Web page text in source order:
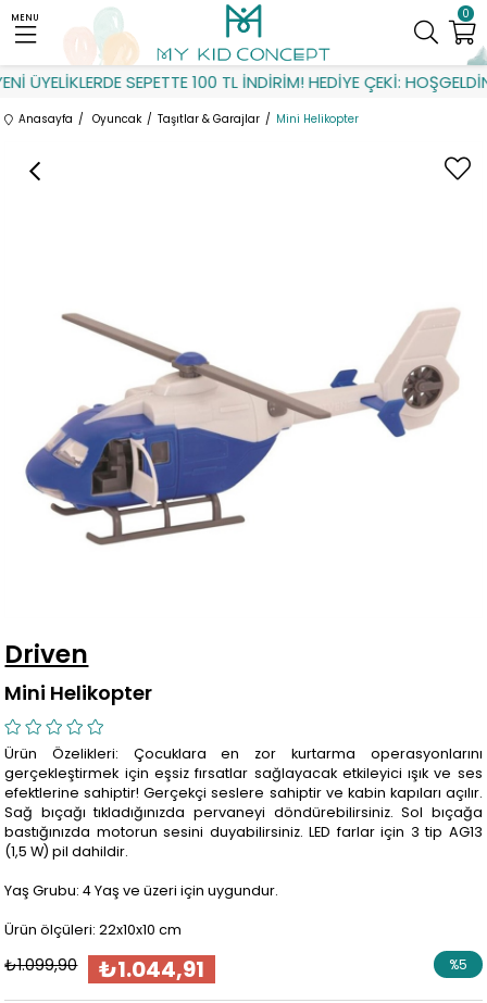
ÜYELİKLERDE SEPETTE 100 TL İNDİRİM! HEDİYE ÇEKİ: HOŞGELDİN
0
MENU
Anasayfa Oyuncak Taşıtlar & Garajlar Mini Helikopter
Driven
Mini Helikopter
Ürün Özelikleri: Çocuklara en zor kurtarma operasyonlarını
gerçekleştirmek için eşsiz fırsatlar sağlayacak etkileyici ışık ve ses
efektlerine sahiptir! Gerçekçi seslere sahiptir ve kabin kapıları açılır.
Sağ bıçağı tıkladığınızda pervaneyi döndürebilirsiniz. Sol bıçağa
bastığınızda motorun sesini duyabilirsiniz. LED farlar için 3 tip AG13
(1,5 W) pil dahildir.
Yaş Grubu: 4 Yaş ve üzeri için uygundur.
Ürün ölçüleri: 22x10x10 cm
₺1.099,90 ₺1.044,91 %5